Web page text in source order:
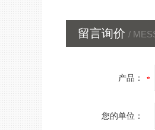
留言询价 /
产品：
您的单位：